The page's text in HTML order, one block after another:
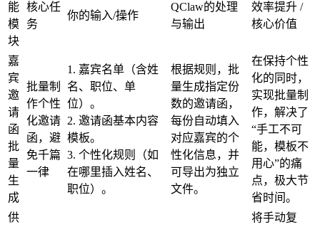
能
模
块
核心任
务
你的输入/操作
QClaw的处理
与输出
效率提升 /
核心价值
嘉
宾
邀
请
函
批
量
生
成​
批量制
作个性
化邀请
函，避
免千篇
一律
1. 嘉宾名单（含姓
名、职位、单
位）。
2. 邀请函基本内容
模板。
3. 个性化规则（如
在哪里插入姓名、
职位）。
根据规则，批
量生成指定份
数的邀请函，
每份自动填入
对应嘉宾的个
性化信息，并
可导出为独立
文件。
在保持个性
化的同时，
实现批量制
作，解决了
“手工不可
能，模板不
用心”的痛
点，极大节
省时间。
供
将手动复